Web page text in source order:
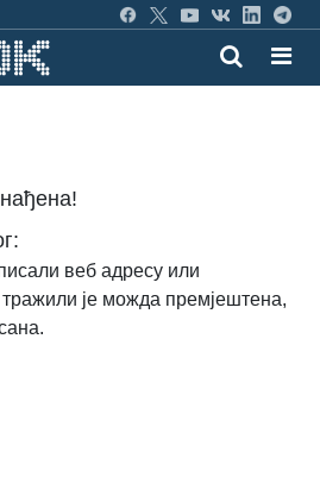
веб адресу или
је можда премјештена,